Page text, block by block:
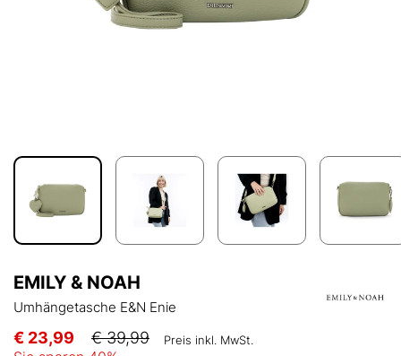
EMILY & NOAH
Umhängetasche E&N Enie
€ 23,99 € 39,99 Preis inkl. MwSt.